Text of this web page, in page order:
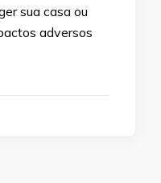
sua casa ou
adversos